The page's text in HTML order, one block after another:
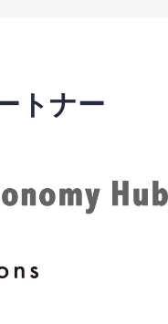
トナー